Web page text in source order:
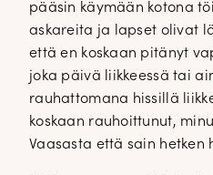
pääsin käymään kotona
askareita ja lapset olivat
että en koskaan pitänyt
joka päivä liikkeessä tai
rauhattomana hissillä
koskaan rauhoittunut,
Vaasasta että sain hetken